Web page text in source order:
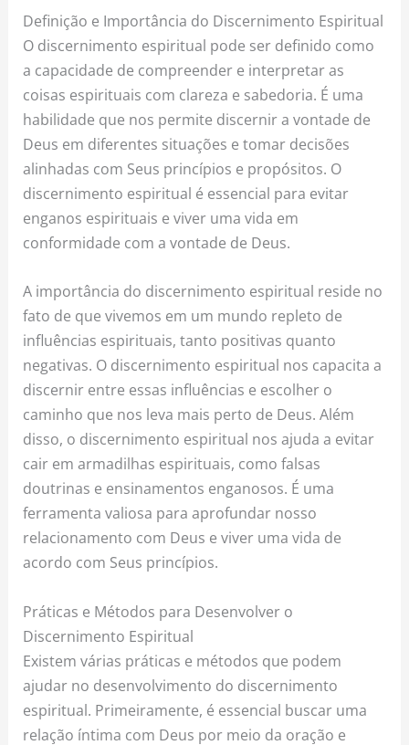
Definição e Importância do Discernimento Espiritual
O discernimento espiritual pode ser definido como
a capacidade de compreender e interpretar as
coisas espirituais com clareza e sabedoria. É uma
habilidade que nos permite discernir a vontade de
Deus em diferentes situações e tomar decisões
alinhadas com Seus princípios e propósitos. O
discernimento espiritual é essencial para evitar
enganos espirituais e viver uma vida em
conformidade com a vontade de Deus.
A importância do discernimento espiritual reside no
fato de que vivemos em um mundo repleto de
influências espirituais, tanto positivas quanto
negativas. O discernimento espiritual nos capacita a
discernir entre essas influências e escolher o
caminho que nos leva mais perto de Deus. Além
disso, o discernimento espiritual nos ajuda a evitar
cair em armadilhas espirituais, como falsas
doutrinas e ensinamentos enganosos. É uma
ferramenta valiosa para aprofundar nosso
relacionamento com Deus e viver uma vida de
acordo com Seus princípios.
Práticas e Métodos para Desenvolver o
Discernimento Espiritual
Existem várias práticas e métodos que podem
ajudar no desenvolvimento do discernimento
espiritual. Primeiramente, é essencial buscar uma
relação íntima com Deus por meio da oração e